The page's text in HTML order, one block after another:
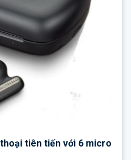
tiên tiến với 6 micro